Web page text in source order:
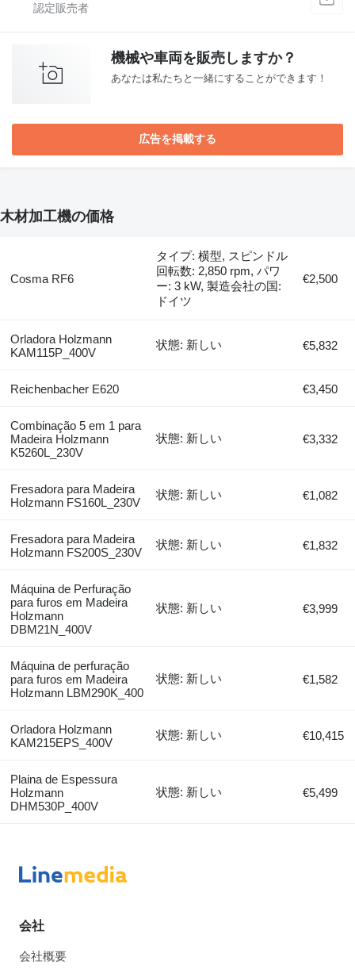
機械や車両を販売しますか？
あなたは私たちと一緒にすることができます！
広告を掲載する
木材加工機の価格
Cosma RF6
タイプ: 横型, スピンドル
回転数: 2,850 rpm, パワ
ー: 3 kW, 製造会社の国:
ドイツ
€2,500
Orladora Holzmann
KAM115P_400V
状態: 新しい €5,832
Reichenbacher E620 €3,450
Combinação 5 em 1 para
Madeira Holzmann
K5260L_230V
状態: 新しい €3,332
Fresadora para Madeira
Holzmann FS160L_230V
状態: 新しい €1,082
Fresadora para Madeira
Holzmann FS200S_230V
状態: 新しい €1,832
Máquina de Perfuração
para furos em Madeira
Holzmann
DBM21N_400V
状態: 新しい €3,999
Máquina de perfuração
para furos em Madeira
Holzmann LBM290K_400
状態: 新しい €1,582
Orladora Holzmann
KAM215EPS_400V
状態: 新しい €10,415
Plaina de Espessura
Holzmann
DHM530P_400V
状態: 新しい €5,499
会社
会社概要